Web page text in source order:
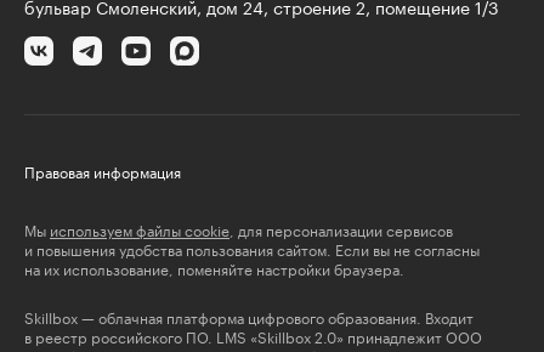
бульвар Смоленский, дом 24, строение 2, помещение 1/3
Правовая информация
Мы используем файлы cookie , для персонализации сервисов
и повышения удобства пользования сайтом. Если вы не согласны
на их использование, поменяйте настройки браузера.
Skillbox — облачная платформа цифрового образования. Входит
в реестр российского ПО. LMS «Skillbox 2.0» принадлежит ООО